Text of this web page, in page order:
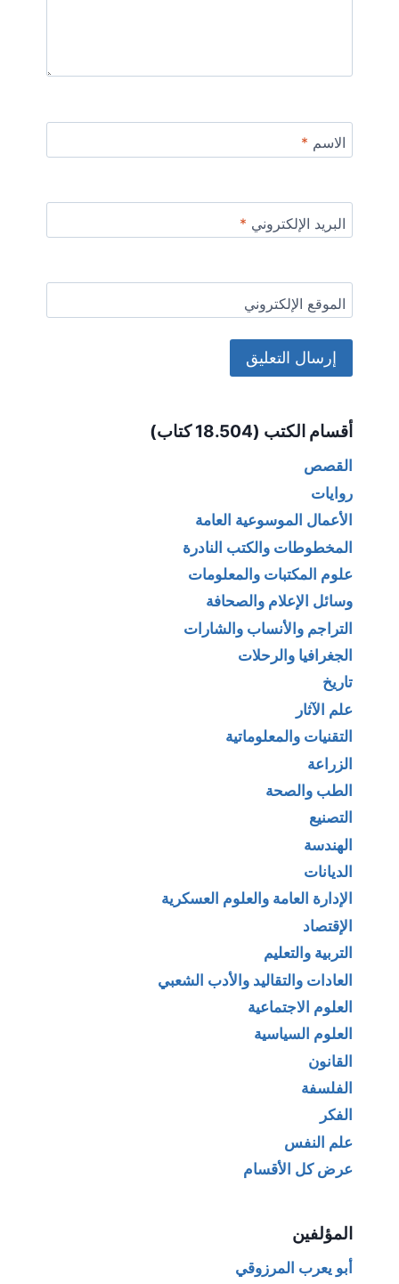
الاسم *
البريد الإلكتروني *
الموقع الإلكتروني
أقسام الكتب (18.504 كتاب)
القصص
روايات
الأعمال الموسوعية العامة
المخطوطات والكتب النادرة
علوم المكتبات والمعلومات
وسائل الإعلام والصحافة
التراجم والأنساب والشارات
الجغرافيا والرحلات
تاريخ
علم الآثار
التقنيات والمعلوماتية
الزراعة
الطب والصحة
التصنيع
الهندسة
الديانات
الإدارة العامة والعلوم العسكرية
الإقتصاد
التربية والتعليم
العادات والتقاليد والأدب الشعبي
العلوم الاجتماعية
العلوم السياسية
القانون
الفلسفة
الفكر
علم النفس
عرض كل الأقسام
المؤلفين
أبو يعرب المرزوقي